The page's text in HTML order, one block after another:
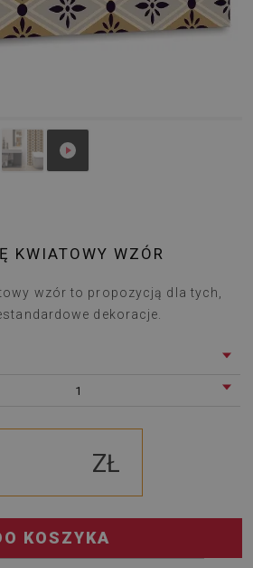
KWIATOWY WZÓR
wzór to propozycją dla tych,
dekoracje.
1
ZŁ
KOSZYKA